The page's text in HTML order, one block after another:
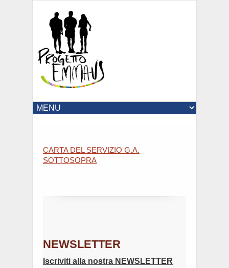
CARTA DEL SERVIZIO G.A.
SOTTOSOPRA
NEWSLETTER
Iscriviti alla nostra NEWSLETTER